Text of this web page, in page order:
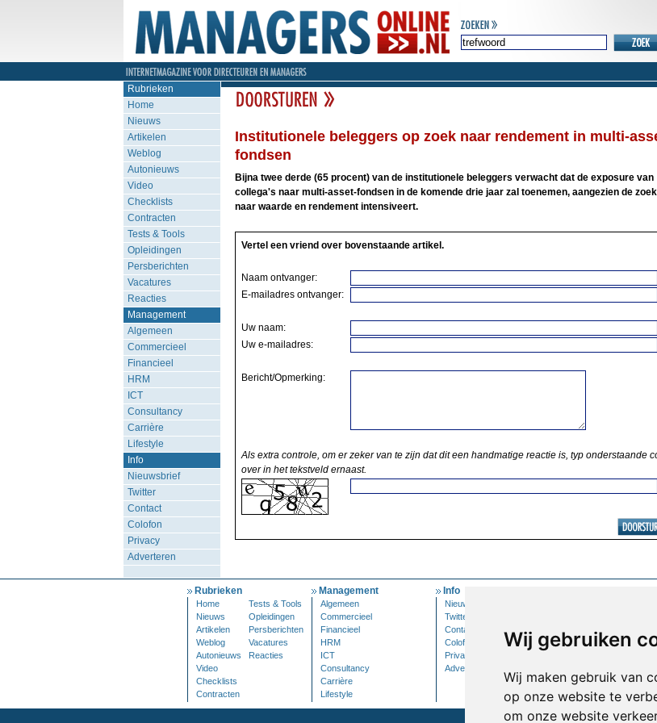
Wij gebruiken
Wij maken gebruik van
op onze website te
om onze website
Rubrieken
Home
Nieuws
Artikelen
Weblog
Autonieuws
Video
Checklists
Contracten
Tests & Tools
Opleidingen
Persberichten
Vacatures
Reacties
Management
Algemeen
Commercieel
Financieel
HRM
ICT
Consultancy
Carrière
Lifestyle
Info
Nieuwsbrief
Twitter
Contact
Colofon
Privacy
Adverteren
Institutionele beleggers op zoek naar rendement in multi-
fondsen
Bijna twee derde (65 procent) van de institutionele beleggers verwacht dat de exposure van
collega's naar multi-asset-fondsen in de komende drie jaar zal toenemen, aangezien de
naar waarde en rendement intensiveert.
Vertel een vriend over bovenstaande artikel.
Naam ontvanger:
E-mailadres ontvanger:
Uw naam:
Uw e-mailadres:
Bericht/Opmerking:
Als extra controle, om er zeker van te zijn dat dit een handmatige reactie is, typ onderstaande
over in het tekstveld ernaast.
Rubrieken
Home
Tests & Tools
Nieuws
Opleidingen
Artikelen
Persberichten
Weblog
Vacatures
Autonieuws
Reacties
Video
Checklists
Contracten
Management
Algemeen
Commercieel
Financieel
HRM
ICT
Consultancy
Carrière
Lifestyle
Info
Nieuwsbrief
Twitter
Contact
Colofon
Privacy
Adverteren